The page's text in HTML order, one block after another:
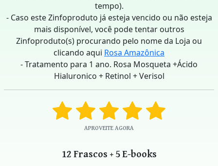
tempo).
- Caso este Zinfoproduto já esteja vencido ou não esteja
mais disponível, você pode tentar outros
Zinfoproduto(s) procurando pelo nome da Loja ou
clicando aqui Rosa Amazônica
- Tratamento para 1 ano. Rosa Mosqueta +Ácido
Hialuronico + Retinol + Verisol
APROVEITE AGORA
12 Frascos + 5 E-books